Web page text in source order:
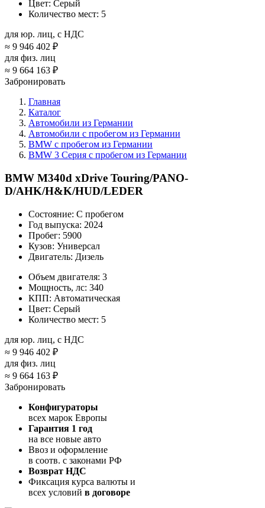
Цвет: Серый
Количество мест: 5
для юр. лиц, с НДС
≈ 9 946 402 ₽
для физ. лиц
≈ 9 664 163 ₽
Забронировать
Главная
Каталог
Автомобили из Германии
Автомобили с пробегом из Германии
BMW с пробегом из Германии
BMW 3 Серия с пробегом из Германии
BMW M340d xDrive Touring/PANO-
D/AHK/H&K/HUD/LEDER
Состояние: С пробегом
Год выпуска: 2024
Пробег: 5900
Кузов: Универсал
Двигатель: Дизель
Объем двигателя: 3
Мощность, лс: 340
КПП: Автоматическая
Цвет: Серый
Количество мест: 5
для юр. лиц, с НДС
≈ 9 946 402 ₽
для физ. лиц
≈ 9 664 163 ₽
Забронировать
Конфигураторы
всех марок Европы
Гарантия 1 год
на все новые авто
Ввоз и оформление
в соотв. с законами РФ
Возврат НДС
Фиксация курса валюты и
всех условий в договоре